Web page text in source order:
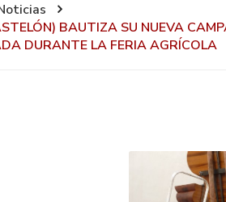
BAUTIZA SU NUEVA
DURANTE LA FERIA AGRÍCOLA